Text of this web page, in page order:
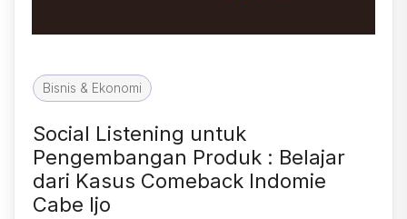
Bisnis & Ekonomi
Social Listening untuk
Pengembangan Produk : Belajar
dari Kasus Comeback Indomie
Cabe Ijo